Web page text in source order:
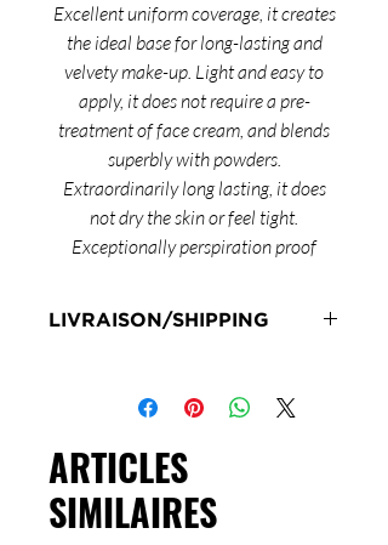
Excellent uniform coverage, it creates
the ideal base for long-lasting and
velvety make-up. Light and easy to
apply, it does not require a pre-
treatment of face cream, and blends
superbly with powders.
Extraordinarily long lasting, it does
not dry the skin or feel tight.
Exceptionally perspiration proof
LIVRAISON/SHIPPING
Delivery 72 hours subject to stock
ARTICLES
SIMILAIRES